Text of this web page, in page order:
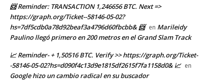
📨 Reminder: TRANSACTION 1,246656 BTC. Next =>
https://graph.org/Ticket--58146-05-02?
hs=7df5cdb0a78d92beaf3a4796d60fbcbb& 📨 en Marileidy
Paulino llegó primero en 200 metros en el Grand Slam Track
📈 Reminder- + 1,50516 BTC. Verify >> https://graph.org/Ticket-
-58146-05-02?hs=d090f4c13d9e1815df2615f7fa1158d0& 📈 en
Google hizo un cambio radical en su buscador